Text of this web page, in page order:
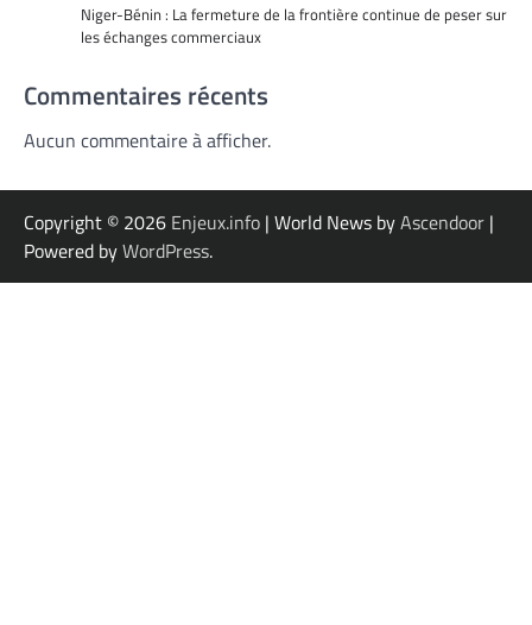
Niger-Bénin : La fermeture de la frontière continue de peser sur
les échanges commerciaux
Commentaires récents
Aucun commentaire à afficher.
Copyright © 2026 Enjeux.info | World News byAscendoor |
Powered byWordPress.